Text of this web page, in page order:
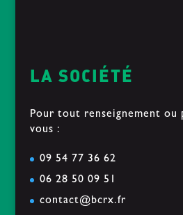
LA SOCIÉTÉ
Pour tout renseignement ou
vous :
09 54 77 36 62
06 28 50 09 51
contact@bcrx.fr